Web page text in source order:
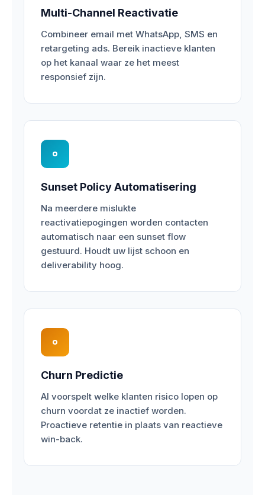
Multi-Channel Reactivatie
Combineer email met WhatsApp, SMS en
retargeting ads. Bereik inactieve klanten
op het kanaal waar ze het meest
responsief zijn.
Sunset Policy Automatisering
Na meerdere mislukte
reactivatiepogingen worden contacten
automatisch naar een sunset flow
gestuurd. Houdt uw lijst schoon en
deliverability hoog.
Churn Predictie
AI voorspelt welke klanten risico lopen op
churn voordat ze inactief worden.
Proactieve retentie in plaats van reactieve
win-back.